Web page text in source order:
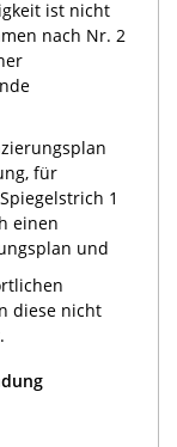
ist nicht
nach Nr. 2
für
1
einen
und
diese nicht